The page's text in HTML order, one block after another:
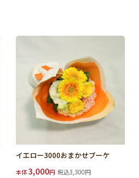
イエロー3000おまかせブーケ
本体3,000円 税込3,300円